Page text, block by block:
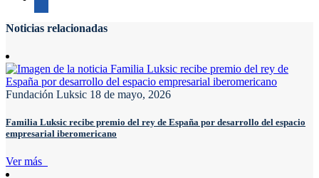
Noticias relacionadas
Fundación Luksic 18 de mayo, 2026
Familia Luksic recibe premio del rey de España por desarrollo del espacio
empresarial iberomericano
Ver más